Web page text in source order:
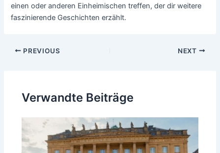
einen oder anderen Einheimischen treffen, der dir weitere
faszinierende Geschichten erzählt.
Post
PREVIOUS NEXT
Verwandte Beiträge